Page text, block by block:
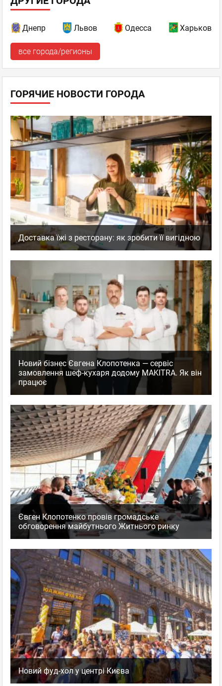
Днепр Львов Одесса Харьков
все города/регионы
ГОРЯЧИЕ НОВОСТИ ГОРОДА
Доставка їжі з ресторану: як зробити її вигідною
Новий бізнес Євгена Клопотенка — сервіс
замовлення шеф-кухаря додому MAKITRA. Як він
працює
Євген Клопотенко провів громадське
обговорення майбутнього Житнього ринку
Новий фуд-хол у центрі Києва